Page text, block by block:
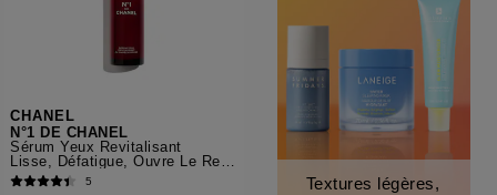
CHANEL
N°1 DE CHANEL
Sérum Yeux Revitalisant
Lisse, Défatigue, Ouvre Le Regard
5
Textures légères,